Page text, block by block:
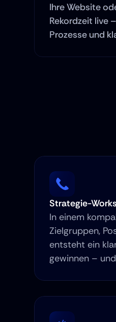
Ihre Website
Rekordzeit live
Prozesse und
Strategie-
In einem
Zielgruppen,
entsteht ein
gewinnen –